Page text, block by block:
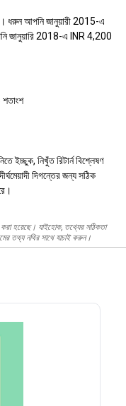
ধরুন আপনি জানুয়ারী 2015-এ
জানুয়ারি 2018-এ INR 4,200
ইচ্ছুক, নিখুঁত রিটার্ন বিশ্লেষণ
দিগন্তের জন্য সঠিক
করা হয়েছে। যাইহোক, তথ্যের সঠিকতা
তথ্য নথির সাথে যাচাই করুন।